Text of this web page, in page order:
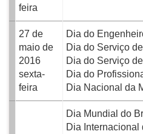
feira
27 de
maio de
2016
sexta-
feira
Dia do
Dia do Serviço
Dia do Serviço
Dia do
Dia Nacional da
Dia Mundial do
Dia Internacional